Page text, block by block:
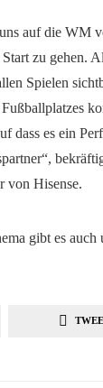
auf die WM
zu gehen.
Spielen
dass es ein
von Hisense.
gibt es auch